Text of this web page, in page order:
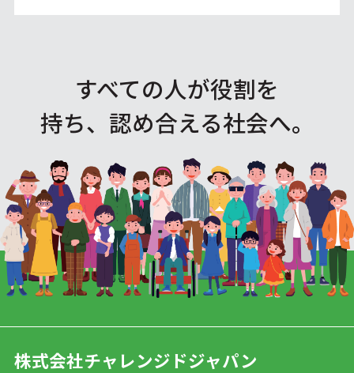
すべての人が役割を
持ち、認め合える社会へ。
株式会社チャレンジドジャパン